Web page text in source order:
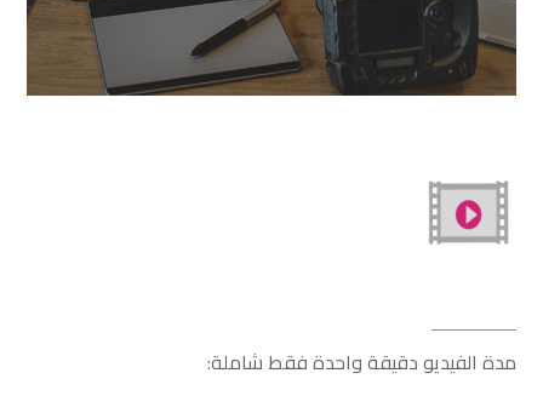
مدة الفيديو دقيقة واحدة فقط شاملة: